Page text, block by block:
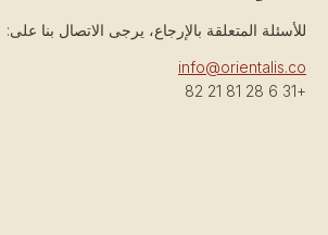
للأسئلة المتعلقة بالإرجاع، يرجى الاتصال بنا على:
info@orientalis.co
+31 6 28 81 21 82